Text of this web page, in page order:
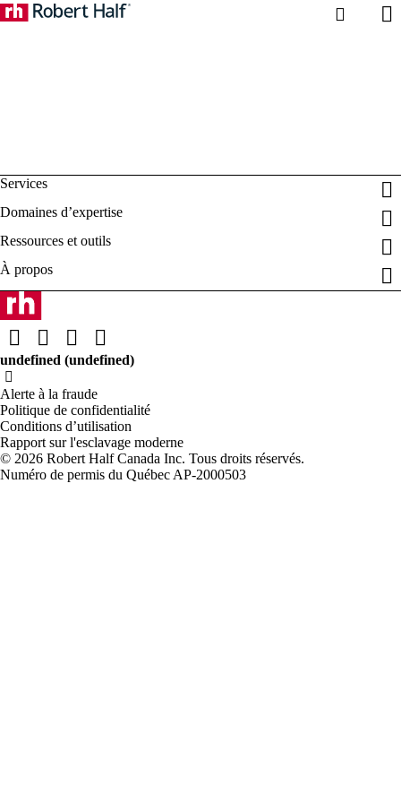
Alerte à la fraude
Politique de confidentialité
Conditions d’utilisation
Rapport sur l'esclavage moderne
Robert Half Canada Inc. Tous droits réservés.